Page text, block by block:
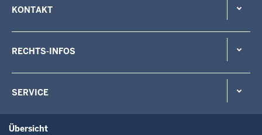
KONTAKT
RECHTS-INFOS
SERVICE
Übersicht